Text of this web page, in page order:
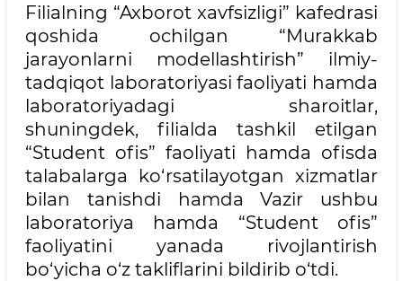
Filialning “Axborot xavfsizligi” kafedrasi
qoshida ochilgan “Murakkab
jarayonlarni modellashtirish” ilmiy-
tadqiqot laboratoriyasi faoliyati hamda
laboratoriyadagi sharoitlar,
shuningdek, filialda tashkil etilgan
“Student ofis” faoliyati hamda ofisda
talabalarga ko‘rsatilayotgan xizmatlar
bilan tanishdi hamda Vazir ushbu
laboratoriya hamda “Student ofis”
faoliyatini yanada rivojlantirish
bo‘yicha o‘z takliflarini bildirib o‘tdi.